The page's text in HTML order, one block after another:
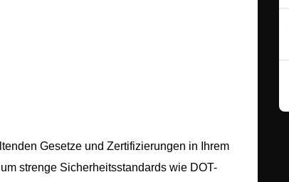
Gesetze und Zertifizierungen in Ihrem
strenge Sicherheitsstandards wie DOT-